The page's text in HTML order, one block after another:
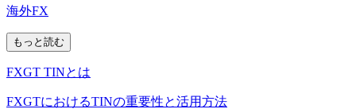
海外FX
もっと読む
FXGT TINとは
FXGTにおけるTINの重要性と活用方法